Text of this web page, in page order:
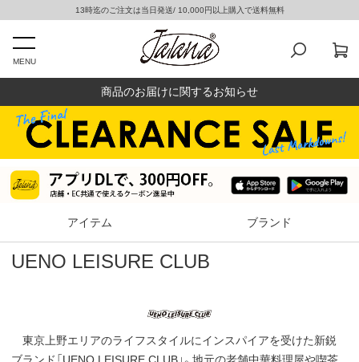
13時迄のご注文は当日発送/ 10,000円以上購入で送料無料
MENU
商品のお届けに関するお知らせ
アイテム ブランド
UENO LEISURE CLUB
東京上野エリアのライフスタイルにインスパイアを受けた新鋭